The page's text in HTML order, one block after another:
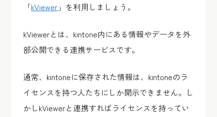
「kViewer 」を利用しましょう。
kViewerとは、kintone内にある情報やデータを外
部公開できる連携サービスです。
通常、kintoneに保存された情報は、kintoneのラ
イセンスを持つ人たちにしか開示できません。し
かしkViewerと連携すればライセンスを持ってい